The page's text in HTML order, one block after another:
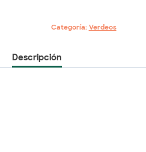
Categoría: Verdeos
Descripción